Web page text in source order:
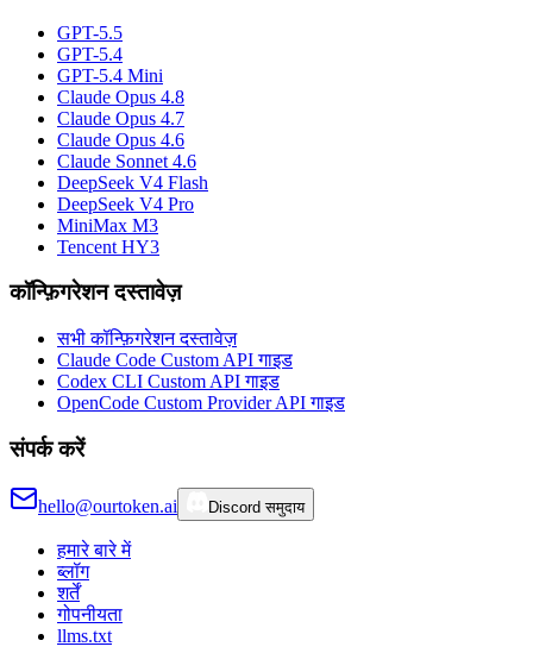
GPT-5.5
GPT-5.4
GPT-5.4 Mini
Claude Opus 4.8
Claude Opus 4.7
Claude Opus 4.6
Claude Sonnet 4.6
DeepSeek V4 Flash
DeepSeek V4 Pro
MiniMax M3
Tencent HY3
कॉन्फ़िगरेशन दस्तावेज़
सभी कॉन्फ़िगरेशन दस्तावेज़
Claude Code Custom API गाइड
Codex CLI Custom API गाइड
OpenCode Custom Provider API गाइड
संपर्क करें
hello@ourtoken.ai Discord समुदाय
हमारे बारे में
ब्लॉग
शर्तें
गोपनीयता
llms.txt